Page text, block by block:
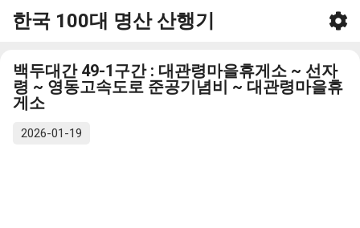
기본 콘텐츠로 건너뛰기
한국 100대 명산 산행기
백두대간 49-1구간 : 대관령마을휴게소 ~ 선자
령 ~ 영동고속도로 준공기념비 ~ 대관령마을휴
게소
2026-01-19